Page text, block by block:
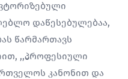
დაწესებულებაა,
წარმართავს
,,პროფესიული
კანონით და